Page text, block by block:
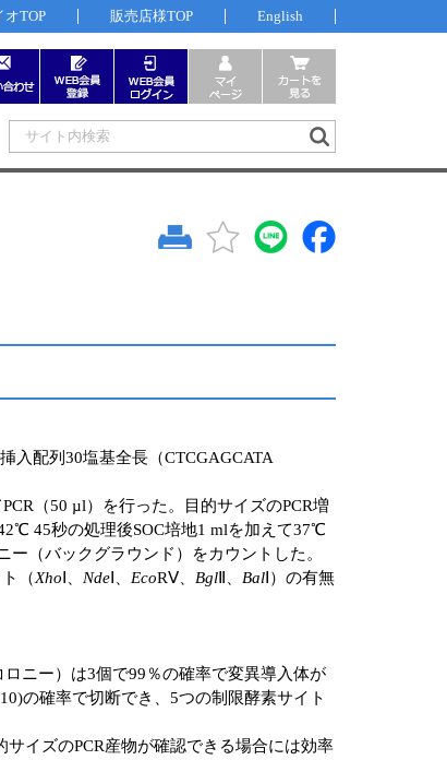
オTOP 販売店様TOP English
入配列30塩基全長（CTCGAGCATA
（50 µl）を行った。目的サイズのPCR増
45秒の処理後SOC培地1 mlを加えて37℃
（バックグラウンド）をカウントした。
（Xho Nde EcoRⅤ、 Bgl Bal Ⅰ）の有無
ニー）は3個で99％の確率で変異導入体が
の確率で切断でき、5つの制限酵素サイト
イズのPCR産物が確認できる場合には効率